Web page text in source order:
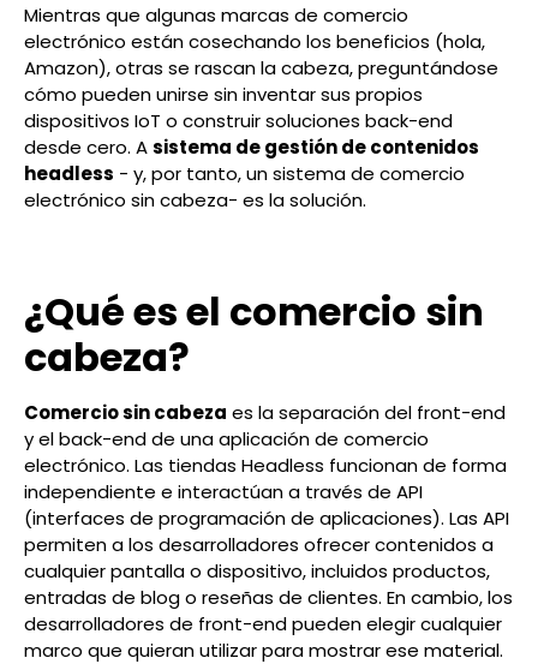
Mientras que algunas marcas de comercio
electrónico están cosechando los beneficios (hola,
Amazon), otras se rascan la cabeza, preguntándose
cómo pueden unirse sin inventar sus propios
dispositivos IoT o construir soluciones back-end
desde cero. Asistema de gestión de contenidos
headless - y, por tanto, un sistema de comercio
electrónico sin cabeza- es la solución.
¿Qué es el comercio sin
cabeza?
Comercio sin cabeza es la separación del front-end
y el back-end de una aplicación de comercio
electrónico. Las tiendas Headless funcionan de forma
independiente e interactúan a través de API
(interfaces de programación de aplicaciones). Las API
permiten a los desarrolladores ofrecer contenidos a
cualquier pantalla o dispositivo, incluidos productos,
entradas de blog o reseñas de clientes. En cambio, los
desarrolladores de front-end pueden elegir cualquier
marco que quieran utilizar para mostrar ese material.